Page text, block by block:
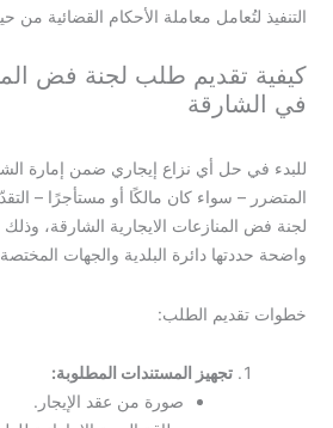
التنفيذ لتُعامل معاملة الأحكام القضائية من
كيفية تقديم طلب لجنة فض
في الشارقة
للبدء في حل أي نزاع إيجاري ضمن إمارة
المتضرر – سواء كان مالكًا أو مستأجرًا –
لجنة فض المنازعات الايجارية الشارقة،
واضحة حددتها دائرة البلدية والجهات
خطوات تقديم الطلب:
تجهيز المستندات المطلوبة:
صورة من عقد الإيجار.